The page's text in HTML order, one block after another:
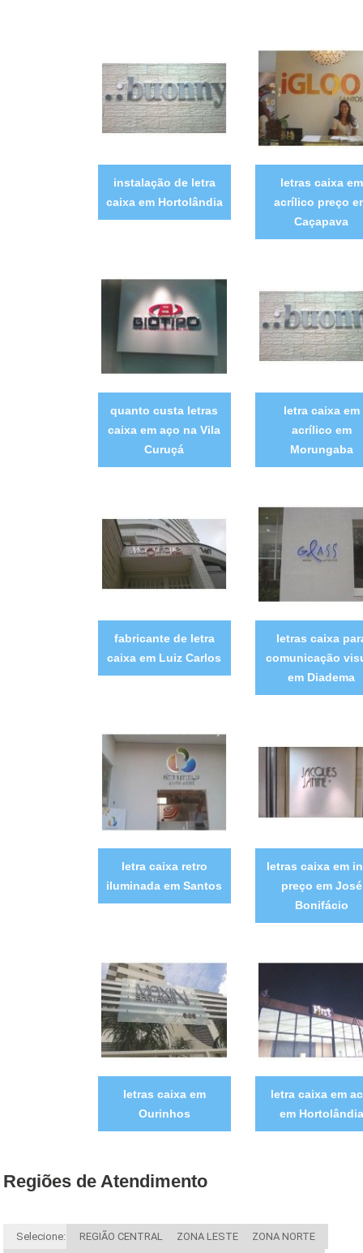
instalação de letra
caixa em Hortolândia
letras caixa em
acrílico preço
Caçapava
quanto custa letras
caixa em aço na Vila
Curuçá
letra caixa em
acrílico em
Morungaba
fabricante de letra
caixa em Luiz Carlos
letras caixa
comunicação
em Diadema
letra caixa retro
iluminada em Santos
letras caixa em
preço em José
Bonifácio
letras caixa em
Ourinhos
letra caixa em
em Hortolândia
Regiões de Atendimento
Selecione: REGIÃO CENTRAL ZONA LESTE ZONA NORTE